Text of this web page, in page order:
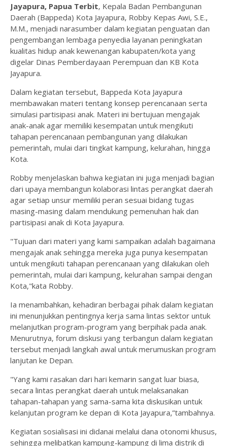
Jayapura, Papua Terbit, Kepala Badan Pembangunan
Daerah (Bappeda) Kota Jayapura, Robby Kepas Awi, S.E.,
M.M., menjadi narasumber dalam kegiatan penguatan dan
pengembangan lembaga penyedia layanan peningkatan
kualitas hidup anak kewenangan kabupaten/kota yang
digelar Dinas Pemberdayaan Perempuan dan KB Kota
Jayapura.
Dalam kegiatan tersebut, Bappeda Kota Jayapura
membawakan materi tentang konsep perencanaan serta
simulasi partisipasi anak. Materi ini bertujuan mengajak
anak-anak agar memiliki kesempatan untuk mengikuti
tahapan perencanaan pembangunan yang dilakukan
pemerintah, mulai dari tingkat kampung, kelurahan, hingga
Kota.
Robby menjelaskan bahwa kegiatan ini juga menjadi bagian
dari upaya membangun kolaborasi lintas perangkat daerah
agar setiap unsur memiliki peran sesuai bidang tugas
masing-masing dalam mendukung pemenuhan hak dan
partisipasi anak di Kota Jayapura.
"Tujuan dari materi yang kami sampaikan adalah bagaimana
mengajak anak sehingga mereka juga punya kesempatan
untuk mengikuti tahapan perencanaan yang dilakukan oleh
pemerintah, mulai dari kampung, kelurahan sampai dengan
Kota,"kata Robby.
Ia menambahkan, kehadiran berbagai pihak dalam kegiatan
ini menunjukkan pentingnya kerja sama lintas sektor untuk
melanjutkan program-program yang berpihak pada anak.
Menurutnya, forum diskusi yang terbangun dalam kegiatan
tersebut menjadi langkah awal untuk merumuskan program
lanjutan ke Depan.
"Yang kami rasakan dari hari kemarin sangat luar biasa,
secara lintas perangkat daerah untuk melaksanakan
tahapan-tahapan yang sama-sama kita diskusikan untuk
kelanjutan program ke depan di Kota Jayapura,”tambahnya.
Kegiatan sosialisasi ini didanai melalui dana otonomi khusus,
sehingga melibatkan kampung-kampung di lima distrik di